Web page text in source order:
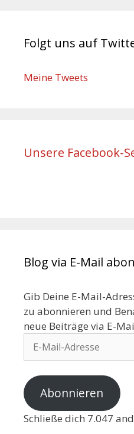
Folgt uns auf
Meine Tweets
Unsere Facebook-
Blog via E-Mail
Gib Deine E-Mail-
zu abonnieren und
neue Beiträge via E-
Abonnieren
Schließe dich 7.047